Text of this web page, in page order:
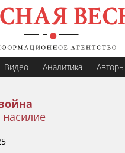
Видео Аналитика Авторы